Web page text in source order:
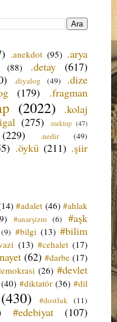
.anekdot (95) .arya
(88) .detay
(617)
.diyalog (49)
.dize
(179)
.fragman
(2022)
.kolaj
(275) .mektup (47)
(229) .nedir (49)
.öykü (211) .şiir
#adalet (46) #ahlak
#anarşizm (6)
#aşk
(9) #bilgi (13) #bilim
(13) #cehalet (17)
(62) #darbe (17)
(26) #devlet
(40) #diktatör (36) #dil
(430) #dostluk (11)
#edebiyat
(107)